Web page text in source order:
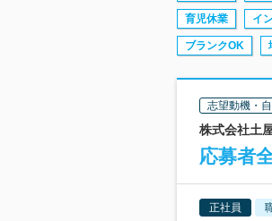
育児休業 イ
ブランクOK
志望動機・
株式会社土
応募者
正社員